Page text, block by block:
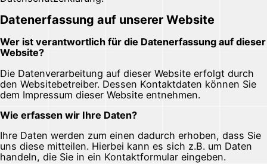
Datenerfassung auf unserer Website
Wer ist verantwortlich für die Datenerfassung auf dieser
Website?
Die Datenverarbeitung auf dieser Website erfolgt durch
den Websitebetreiber. Dessen Kontaktdaten können Sie
dem Impressum dieser Website entnehmen.
Wie erfassen wir Ihre Daten?
Ihre Daten werden zum einen dadurch erhoben, dass Sie
uns diese mitteilen. Hierbei kann es sich z.B. um Daten
handeln, die Sie in ein Kontaktformular eingeben.